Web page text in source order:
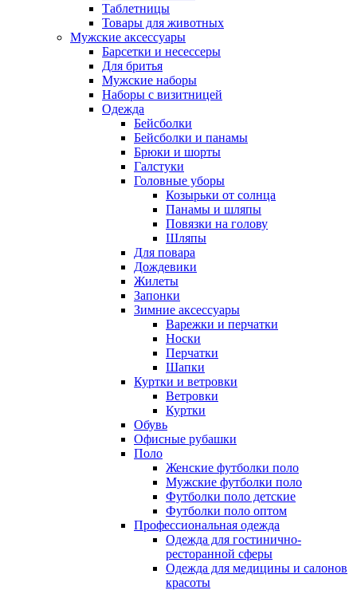
Таблетницы
Товары для животных
Мужские аксессуары
Барсетки и несессеры
Для бритья
Мужские наборы
Наборы с визитницей
Одежда
Бейсболки
Бейсболки и панамы
Брюки и шорты
Галстуки
Головные уборы
Козырьки от солнца
Панамы и шляпы
Повязки на голову
Шляпы
Для повара
Дождевики
Жилеты
Запонки
Зимние аксессуары
Варежки и перчатки
Носки
Перчатки
Шапки
Куртки и ветровки
Ветровки
Куртки
Обувь
Офисные рубашки
Поло
Женские футболки поло
Мужские футболки поло
Футболки поло детские
Футболки поло оптом
Профессиональная одежда
Одежда для гостинично-
ресторанной сферы
Одежда для медицины и салонов
красоты